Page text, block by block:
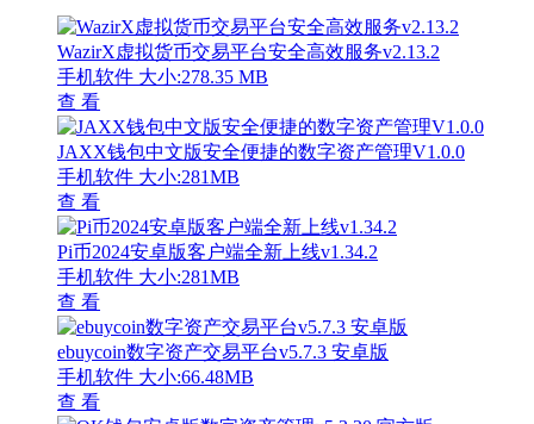
WazirX虚拟货币交易平台安全高效服务v2.13.2
手机软件 大小:278.35 MB
查 看
JAXX钱包中文版安全便捷的数字资产管理V1.0.0
手机软件 大小:281MB
查 看
Pi币2024安卓版客户端全新上线v1.34.2
手机软件 大小:281MB
查 看
ebuycoin数字资产交易平台v5.7.3 安卓版
手机软件 大小:66.48MB
查 看